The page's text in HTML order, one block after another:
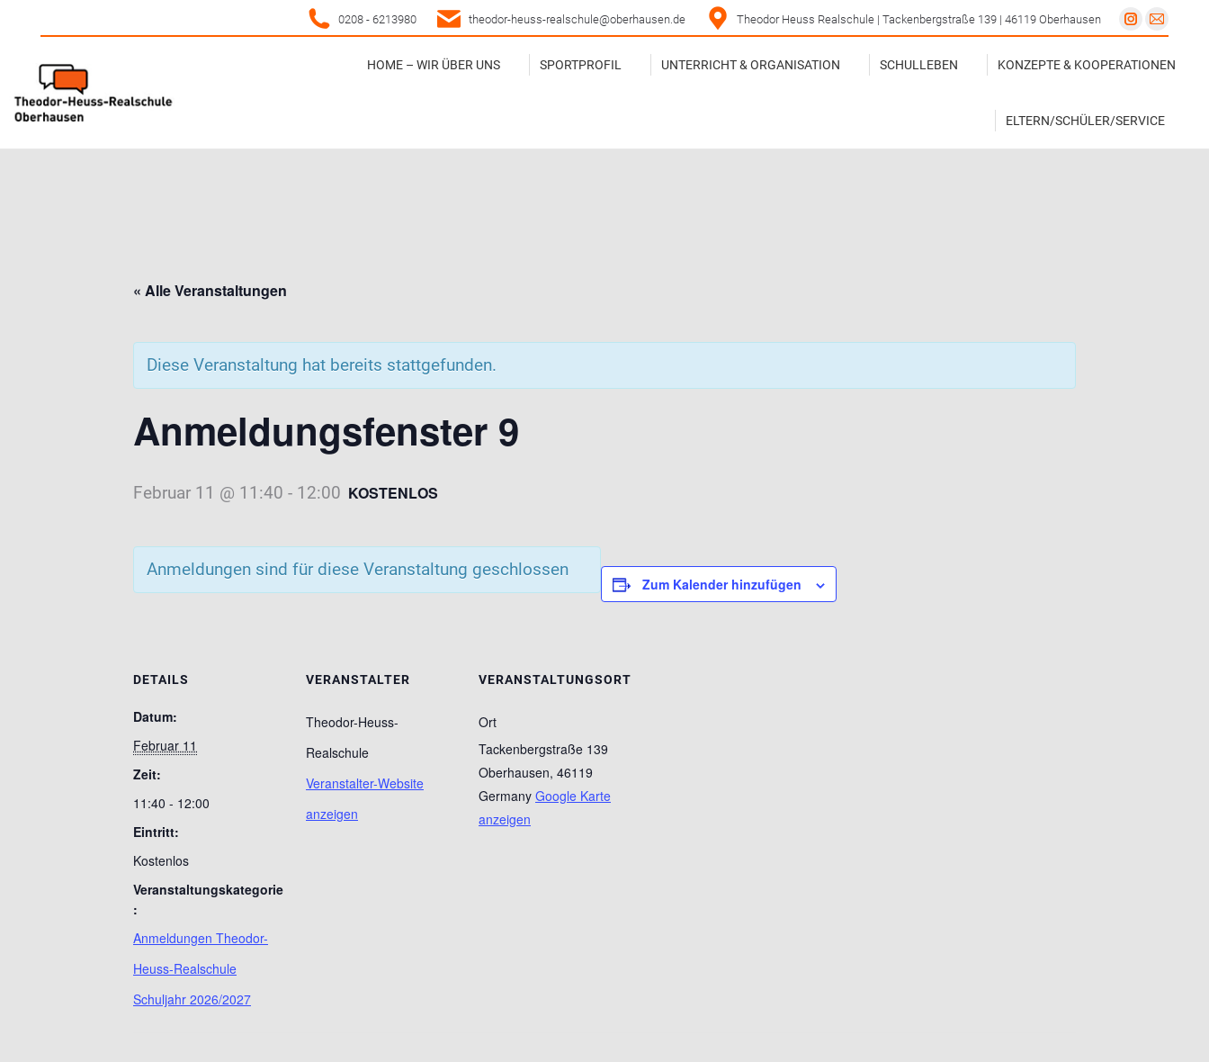
0208 - 6213980 theodor-heuss-realschule@oberhausen.de Theodor Heuss Realschule | Tackenbergstraße 139 | 46119 Oberhausen
Instagram
opens
new
window
E-
page
in
new
HOME – WIR ÜBER UNS SPORTPROFIL UNTERRICHT & ORGANISATION SCHULLEBEN KONZEPTE & KOOPERATIONEN
ELTERN/SCHÜLER/SERVICE
« Alle Veranstaltungen
Diese Veranstaltung hat bereits stattgefunden.
Anmeldungsfenster 9
Februar 11 @ 11:40 - 12:00 KOSTENLOS
Anmeldungen sind für diese Veranstaltung geschlossen
Zum Kalender hinzufügen
DETAILS
Datum:
Februar 11
Zeit:
11:40 - 12:00
Eintritt:
Kostenlos
Veranstaltungskategorie
:
Anmeldungen Theodor-
Heuss-Realschule
Schuljahr 2026/2027
VERANSTALTER
Theodor-Heuss-
Realschule
Veranstalter-Website
anzeigen
VERANSTALTUNGSORT
Ort
Tackenbergstraße 139
Oberhausen, 46119
Germany Google Karte
anzeigen
HOME – WIR ÜBER UNS SPORTPROFIL UNTERRICHT & ORGANISATION SCHULLEBEN KONZEPTE & KOOPERATIONEN